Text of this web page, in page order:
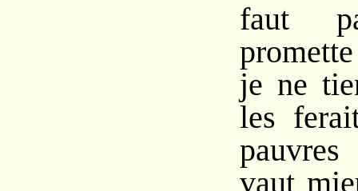
faut
je ne
les
vaut